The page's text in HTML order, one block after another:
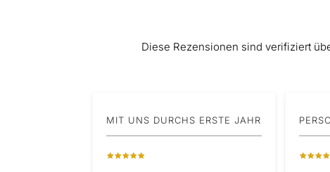
Diese Rezensionen sind verifiziert
MIT UNS DURCHS ERSTE JAHR